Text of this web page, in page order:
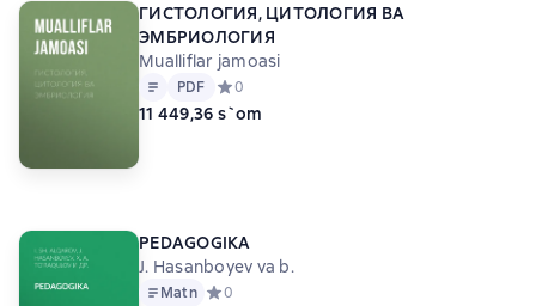
ГИСТОЛОГИЯ, ЦИТОЛОГИЯ ВА
ЭМБРИОЛОГИЯ
Mualliflar jamoasi
Matn PDF
PDF Средний рейтинг 0 на основе 0 оценок
0
11 449,36 s`om
PEDAGOGIKA
J. Hasanboyev va b.
Matn Средний рейтинг 0 на основе 0 оценок
0